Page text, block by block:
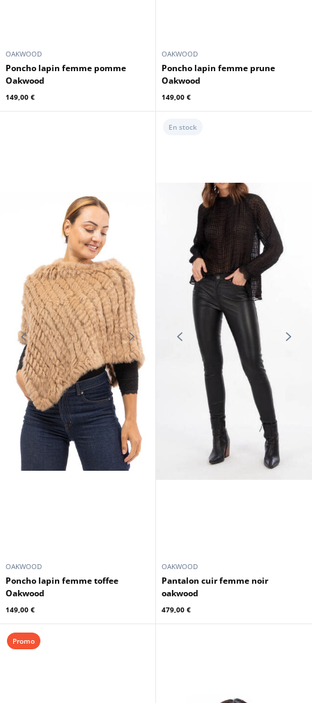
OAKWOOD
Poncho lapin femme pomme
Oakwood
149,00 €
OAKWOOD
Poncho lapin femme prune
Oakwood
149,00 €
OAKWOOD
Poncho lapin femme toffee
Oakwood
149,00 €
OAKWOOD
Pantalon cuir femme noir
oakwood
479,00 €
En stock
Promo